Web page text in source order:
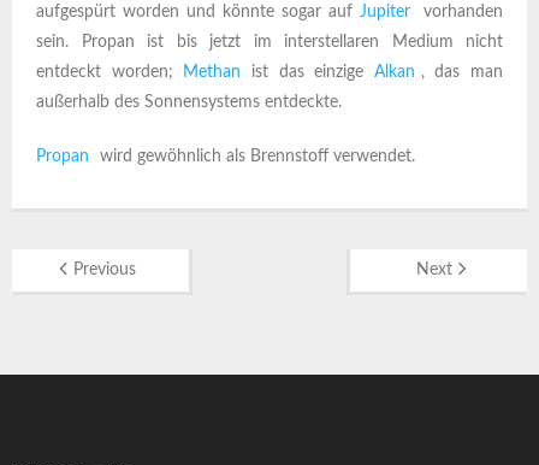
aufgespürt worden und könnte sogar auf Jupiter
vorhanden
sein. Propan ist bis jetzt im interstellaren Medium nicht
entdeckt worden;
Methan ist das einzige Alkan , das man
außerhalb des Sonnensystems entdeckte.
Propan wird gewöhnlich als Brennstoff verwendet.
Previous Next